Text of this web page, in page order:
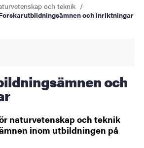
och teknik
och inriktningar
naturvetenskap och teknik
inom utbildningen på